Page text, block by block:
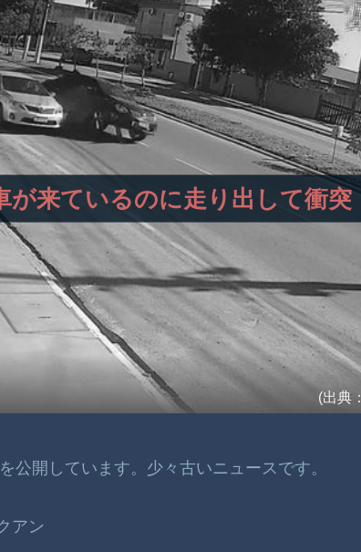
が来ているのに走り出して衝突
(出典：
公開しています。少々古いニュースです。
アン